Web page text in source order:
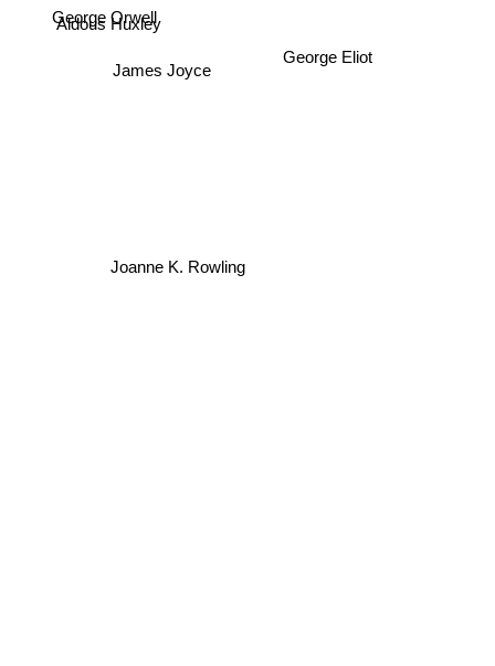
George Eliot
James Joyce
Aldous Huxley
George Orwell
Joanne K. Rowling